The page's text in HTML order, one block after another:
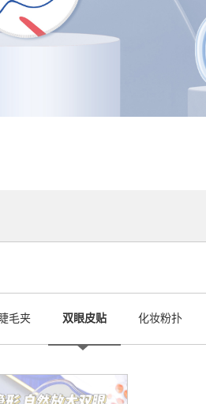
睫毛夹 双眼皮贴 化妆粉扑